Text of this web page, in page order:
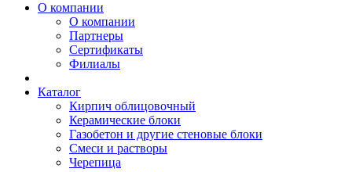
О компании
О компании
Партнеры
Сертификаты
Филиалы
Каталог
Кирпич облицовочный
Керамические блоки
Газобетон и другие стеновые блоки
Смеси и растворы
Черепица